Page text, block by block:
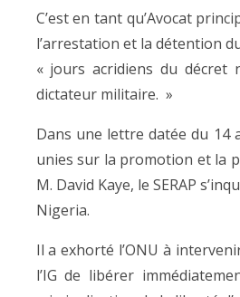
C’est en tant qu’Avocat
l’arrestation et la détention
« jours acridiens du décret
dictateur militaire. »
Dans une lettre datée du 14
unies sur la promotion et la
M. David Kaye, le SERAP
Nigeria.
Il a exhorté l’ONU à
l’IG de libérer